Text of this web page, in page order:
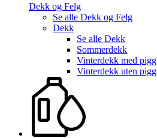
Dekk og Felg
Se alle Dekk og Felg
Dekk
Se alle Dekk
Sommerdekk
Vinterdekk med pigg
Vinterdekk uten pigg